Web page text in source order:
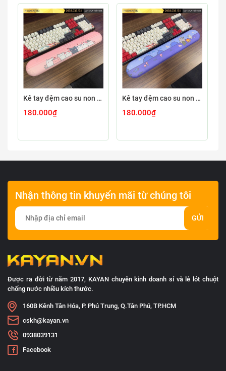
Kê tay đệm cao su non 44x8 KETAY-CUTE76-44X8
180.000₫
Kê tay đệm cao su non 44x8 KETAY-CUTE78-44X8
180.000₫
Nhận thông tin khuyến mãi từ chúng tôi
GỬI
Được ra đời từ năm 2017, KAYAN chuyên kinh doanh sỉ và lẻ lót chuột
chống nước nhiều kích thước.
160B Kênh Tân Hóa, P. Phú Trung, Q.Tân Phú, TP.HCM
cskh@kayan.vn
0938039131
Facebook